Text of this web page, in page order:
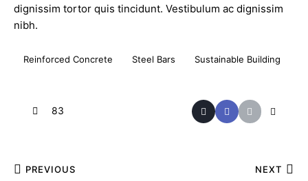
dignissim tortor quis tincidunt. Vestibulum ac dignissim
nibh.
Reinforced Concrete Steel Bars Sustainable Building
83
PREVIOUS NEXT